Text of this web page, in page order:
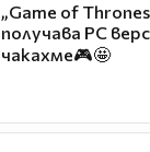
„Game of
получава PC
чакахме🎮🤩